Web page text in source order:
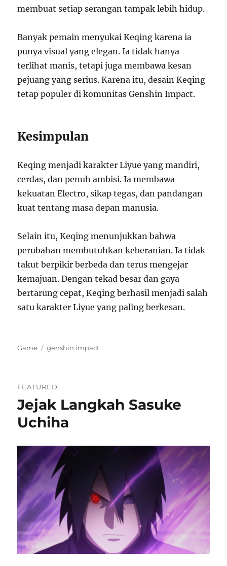
membuat setiap serangan tampak lebih hidup.
Banyak pemain menyukai Keqing karena ia
punya visual yang elegan. Ia tidak hanya
terlihat manis, tetapi juga membawa kesan
pejuang yang serius. Karena itu, desain Keqing
tetap populer di komunitas Genshin Impact.
Kesimpulan
Keqing menjadi karakter Liyue yang mandiri,
cerdas, dan penuh ambisi. Ia membawa
kekuatan Electro, sikap tegas, dan pandangan
kuat tentang masa depan manusia.
Selain itu, Keqing menunjukkan bahwa
perubahan membutuhkan keberanian. Ia tidak
takut berpikir berbeda dan terus mengejar
kemajuan. Dengan tekad besar dan gaya
bertarung cepat, Keqing berhasil menjadi salah
satu karakter Liyue yang paling berkesan.
Categories
Game Tags
genshin impact
FEATURED
Jejak Langkah Sasuke
Uchiha